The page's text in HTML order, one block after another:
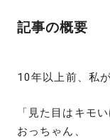
記事の概要
10年以上前、私
「見た目はキモ
おっちゃん、